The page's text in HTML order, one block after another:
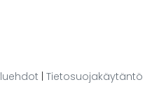
Tietosuojakäytäntö